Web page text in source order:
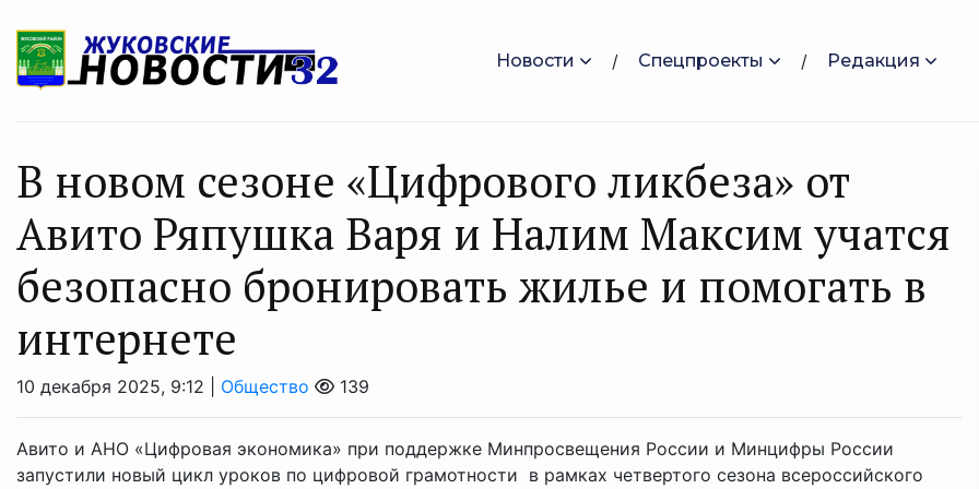
Новости Спецпроекты Редакция
В новом сезоне «Цифрового ликбеза» от
Авито Ряпушка Варя и Налим Максим учатся
безопасно бронировать жилье и помогать в
интернете
10 декабря 2025, 9:12 | Общество 139
Авито и АНО «Цифровая экономика» при поддержке Минпросвещения России и Минцифры России
запустили новый цикл уроков по цифровой грамотности в рамках четвертого сезона всероссийского